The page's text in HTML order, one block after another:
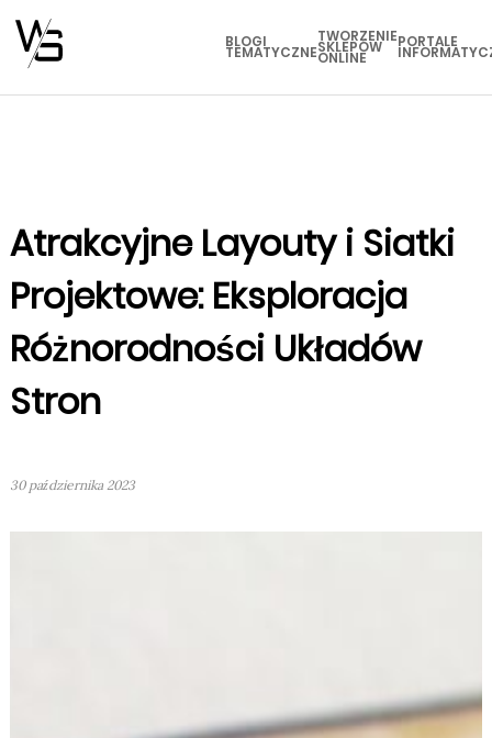
BLOGI
TEMATYCZNE
TWORZENIE
SKLEPÓW
ONLINE
PORTALE
Atrakcyjne Layouty i Siatki
Projektowe: Eksploracja
Różnorodności Układów
Stron
30 października 2023